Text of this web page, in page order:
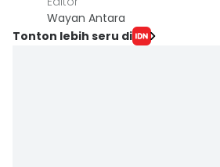
Wayan Antara
Tonton lebih seru di